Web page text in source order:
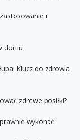
i
domu
Klucz do zdrowia
zdrowe posiłki?
wykonać